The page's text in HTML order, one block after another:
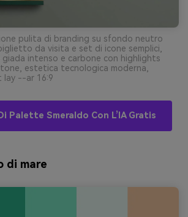
pulita di branding su sfondo neutro
da visita e set di icone semplici,
intenso e carbone con highlights
estetica tecnologica moderna,
lay --ar 16:9
Palette Smeraldo Con L’IA Gratis
di mare